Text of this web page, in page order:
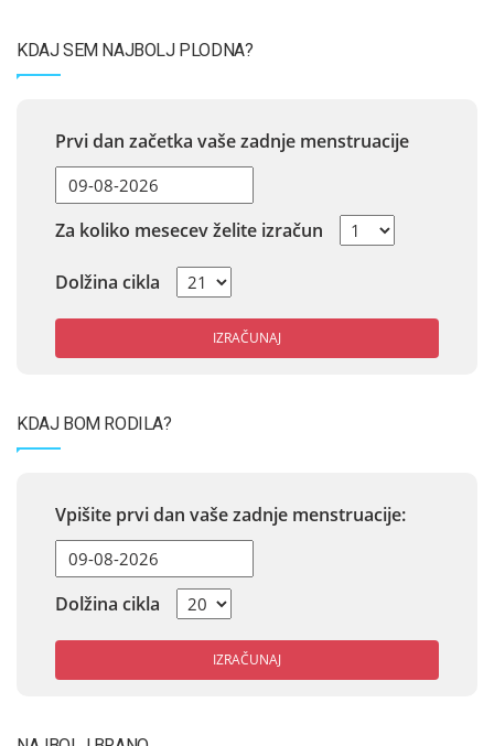
KDAJ SEM NAJBOLJ PLODNA?
Prvi dan začetka vaše zadnje menstruacije
Za koliko mesecev želite izračun
Dolžina cikla
IZRAČUNAJ
KDAJ BOM RODILA?
Vpišite prvi dan vaše zadnje menstruacije:
Dolžina cikla
IZRAČUNAJ